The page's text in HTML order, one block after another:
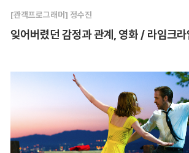
[관객프로그래머] 정수진
잊어버렸던 감정과 관계, 영화 / 라임크라